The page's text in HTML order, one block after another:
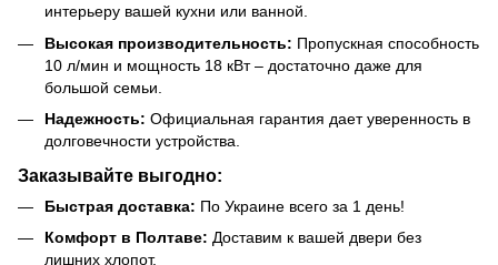
интерьеру вашей кухни или ванной.
Высокая производительность: Пропускная способность
10 л/мин и мощность 18 кВт – достаточно даже для
большой семьи.
Надежность: Официальная гарантия дает уверенность в
долговечности устройства.
Заказывайте выгодно:
Быстрая доставка: По Украине всего за 1 день!
Комфорт в Полтаве: Доставим к вашей двери без
лишних хлопот.